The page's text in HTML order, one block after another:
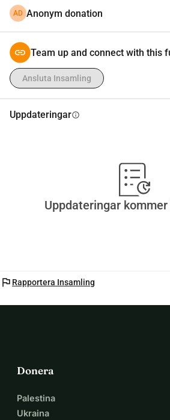
AD Anonym donation
Team up and connect with this
Ansluta Insamling
Uppdateringarinfo
Uppdateringar
flag Rapportera Insamling
Donera
Palestina
Ukraina